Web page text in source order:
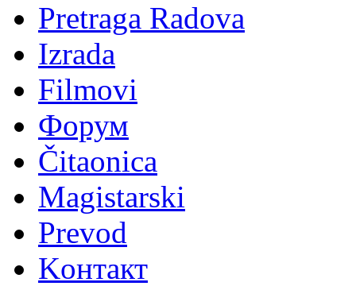
Pretraga Radova
Izrada
Filmovi
Форум
Čitaonica
Magistarski
Prevod
Kонтакт